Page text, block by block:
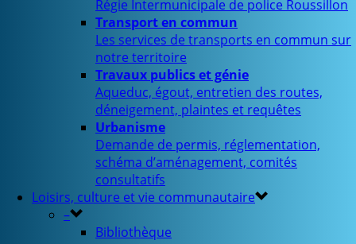
Régie Intermunicipale de police Roussillon
Transport en commun
Les services de transports en commun sur
notre territoire
Travaux publics et génie
Aqueduc, égout, entretien des routes,
déneigement, plaintes et requêtes
Urbanisme
Demande de permis, réglementation,
schéma d’aménagement, comités
consultatifs
Loisirs, culture et vie communautaire
–
Bibliothèque